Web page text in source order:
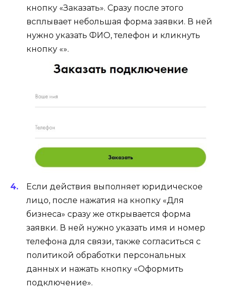
кнопку «Заказать». Сразу после этого
всплывает небольшая форма заявки. В ней
нужно указать ФИО, телефон и кликнуть
кнопку «».
Если действия выполняет юридическое
лицо, после нажатия на кнопку «Для
бизнеса» сразу же открывается форма
заявки. В ней нужно указать имя и номер
телефона для связи, также согласиться с
политикой обработки персональных
данных и нажать кнопку «Оформить
подключение».